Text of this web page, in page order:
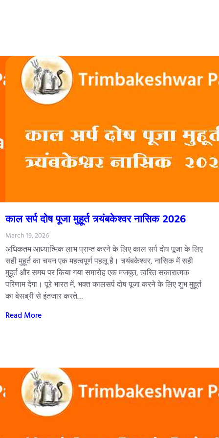
काल सर्प दोष पूजा मुहूर्त त्र्यंबकेश्वर नासिक 2026
March 19, 2026
अधिकतम आध्यात्मिक लाभ प्राप्त करने के लिए काल सर्प दोष पूजा के लिए
सही मुहूर्त का चयन एक महत्वपूर्ण पहलू है। त्र्यंबकेश्वर, नासिक में सही
मुहूर्त और समय पर किया गया समारोह एक मजबूत, त्वरित सकारात्मक
परिणाम देगा। पूरे भारत में, भक्त कालसर्प दोष पूजा करने के लिए शुभ मुहूर्त
का बेसब्री से इंतजार करते…
Read More